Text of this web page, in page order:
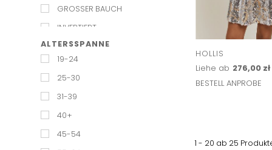
GROSSER BAUCH
INVERTIERT
RECHTECKIG
REGULÄR
SANDUHR
SPORTLICH
VOLLE BRUST
ZIERLICH
ALTERSSPANNE
19-24
25-30
31-39
40+
45-54
HOLLIS
Liehe ab 276,00 zł
BESTELL ANPROBE
1 - 20 ab 25